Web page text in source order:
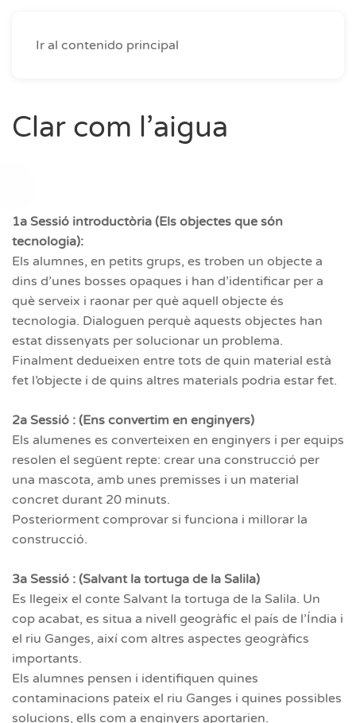
Ir al contenido principal
Clar com l’aigua
1a Sessió introductòria (Els objectes que són
tecnologia):
Els alumnes, en petits grups, es troben un objecte a
dins d’unes bosses opaques i han d’identificar per a
què serveix i raonar per què aquell objecte és
tecnologia. Dialoguen perquè aquests objectes han
estat dissenyats per solucionar un problema.
Finalment dedueixen entre tots de quin material està
fet l’objecte i de quins altres materials podria estar fet.
2a Sessió : (Ens convertim en enginyers)
Els alumenes es converteixen en enginyers i per equips
resolen el següent repte: crear una construcció per
una mascota, amb unes premisses i un material
concret durant 20 minuts.
Posteriorment comprovar si funciona i millorar la
construcció.
3a Sessió : (Salvant la tortuga de la Salila)
Es llegeix el conte Salvant la tortuga de la Salila. Un
cop acabat, es situa a nivell geogràfic el país de l’Índia i
el riu Ganges, així com altres aspectes geogràfics
importants.
Els alumnes pensen i identifiquen quines
contaminacions pateix el riu Ganges i quines possibles
solucions, ells com a enginyers aportarien.